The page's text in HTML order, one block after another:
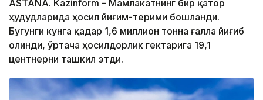
ASTANА. Кazinform – Мамлакатнинг бир қатор
ҳудудларида ҳосил йиғим-терими бошланди.
Бугунги кунга қадар 1,6 миллион тонна ғалла йиғиб
олинди, ўртача ҳосилдорлик гектарига 19,1
центнерни ташкил этди.